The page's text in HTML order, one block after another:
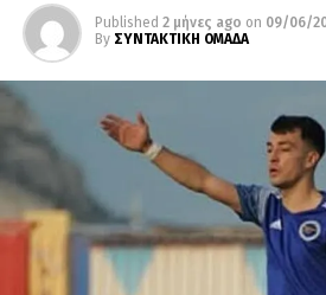
Published 2 μήνες ago on 09/06/
By ΣΥΝΤΑΚΤΙΚΗ ΟΜΑΔΑ